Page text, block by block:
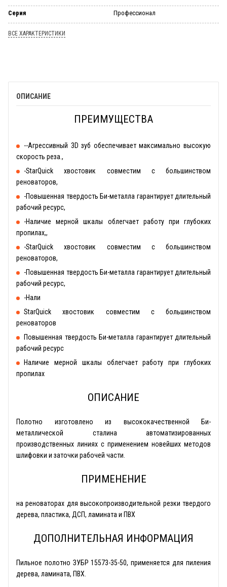
Серия Профессионал
ВСЕ ХАРАКТЕРИСТИКИ
ОПИСАНИЕ
ПРЕИМУЩЕСТВА
--Агрессивный 3D зуб обеспечивает максимально высокую
скорость реза.,
-StarQuick хвостовик совместим с большинством
реноваторов,
-Повышенная твердость Би-металла гарантирует длительный
рабочий ресурс,
-Наличие мерной шкалы облегчает работу при глубоких
пропилах,,
-StarQuick хвостовик совместим с большинством
реноваторов,
-Повышенная твердость Би-металла гарантирует длительный
рабочий ресурс,
-Нали
StarQuick хвостовик совместим с большинством
реноваторов
Повышенная твердость Би-металла гарантирует длительный
рабочий ресурс
Наличие мерной шкалы облегчает работу при глубоких
пропилах
ОПИСАНИЕ
Полотно изготовлено из высококачественной Би-
металлической сталина автоматизированных
производственных линиях с применением новейших методов
шлифовки и заточки рабочей части.
ПРИМЕНЕНИЕ
на реноваторах для высокопроизводительной резки твердого
дерева, пластика, ДСП, ламината и ПВХ
ДОПОЛНИТЕЛЬНАЯ ИНФОРМАЦИЯ
Пильное полотно ЗУБР 15573-35-50, применяется для пиления
дерева, ламината, ПВХ.